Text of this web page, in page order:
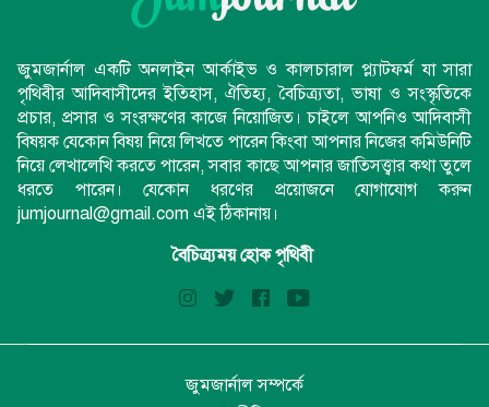
জুমজার্নাল একটি অনলাইন আর্কাইভ ও কালচারাল প্ল্যাটফর্ম যা সারা
পৃথিবীর আদিবাসীদের ইতিহাস, ঐতিহ্য, বৈচিত্র্যতা, ভাষা ও সংস্কৃতিকে
প্রচার, প্রসার ও সংরক্ষণের কাজে নিয়োজিত। চাইলে আপনিও আদিবাসী
বিষয়ক যেকোন বিষয় নিয়ে লিখতে পারেন কিংবা আপনার নিজের কমিউনিটি
নিয়ে লেখালেখি করতে পারেন, সবার কাছে আপনার জাতিসত্ত্বার কথা তুলে
ধরতে পারেন। যেকোন ধরণের প্রয়োজনে যোগাযোগ করুন
jumjournal@gmail.com এই ঠিকানায়।
বৈচিত্র্যময় হোক পৃথিবী
জুমজার্নাল সম্পর্কে